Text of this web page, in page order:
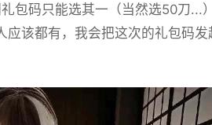
包码只能选其一（当然选50刀...
该都有，我会把这次的礼包码